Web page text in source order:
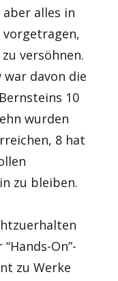
alles in
versöhnen.
davon die
10
wurden
8 hat
zu bleiben.
On”-
zu Werke